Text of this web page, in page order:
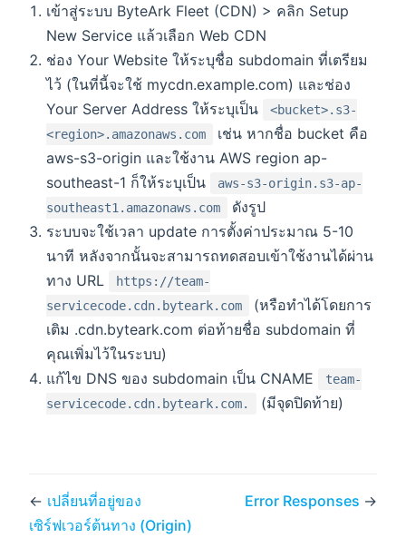
เข้าสู่ระบบ ByteArk Fleet (CDN) > คลิก Setup
New Service แล้วเลือก Web CDN
ช่อง Your Website ให้ระบุชื่อ subdomain ที่เตรียม
ไว้ (ในที่นี้จะใช้ mycdn.example.com) และช่อง
Your Server Address ให้ระบุเป็น
<bucket>.s3-
<region>.amazonaws.com
เช่น หากชื่อ bucket คือ
aws-s3-origin และใช้งาน AWS region ap-
southeast-1 ก็ให้ระบุเป็น
aws-s3-origin.s3-ap-
southeast1.amazonaws.com
ดังรูป
ระบบจะใช้เวลา update การตั้งค่าประมาณ 5-10
นาที หลังจากนั้นจะสามารถทดสอบเข้าใช้งานได้ผ่าน
ทาง URL
https://team-
servicecode.cdn.byteark.com
(หรือทำได้โดยการ
เติม .cdn.byteark.com ต่อท้ายชื่อ subdomain ที่
คุณเพิ่มไว้ในระบบ)
แก้ไข DNS ของ subdomain เป็น CNAME
team-
servicecode.cdn.byteark.com.
(มีจุดปิดท้าย)
← เปลี่ยนที่อยู่ของ
เซิร์ฟเวอร์ต้นทาง (Origin)
Error Responses →